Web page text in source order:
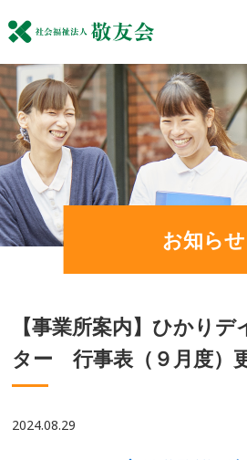
お知らせ
【事業所案内】ひかり
ター 行事表（９月度）
2024.08.29